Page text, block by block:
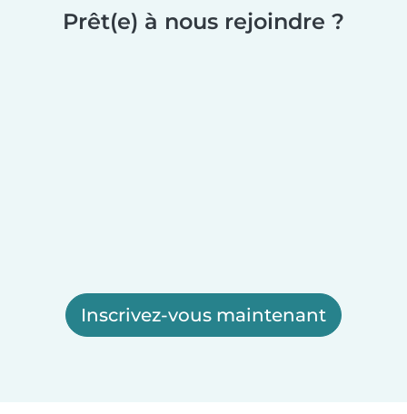
Prêt(e) à nous rejoindre ?
Inscrivez-vous maintenant